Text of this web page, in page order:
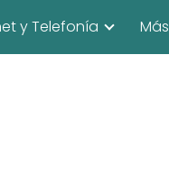
y Telefonía Más